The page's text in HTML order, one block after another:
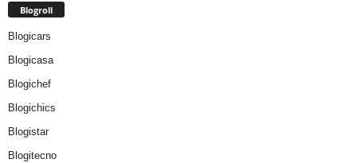
Blogroll
Blogicars
Blogicasa
Blogichef
Blogichics
Blogistar
Blogitecno